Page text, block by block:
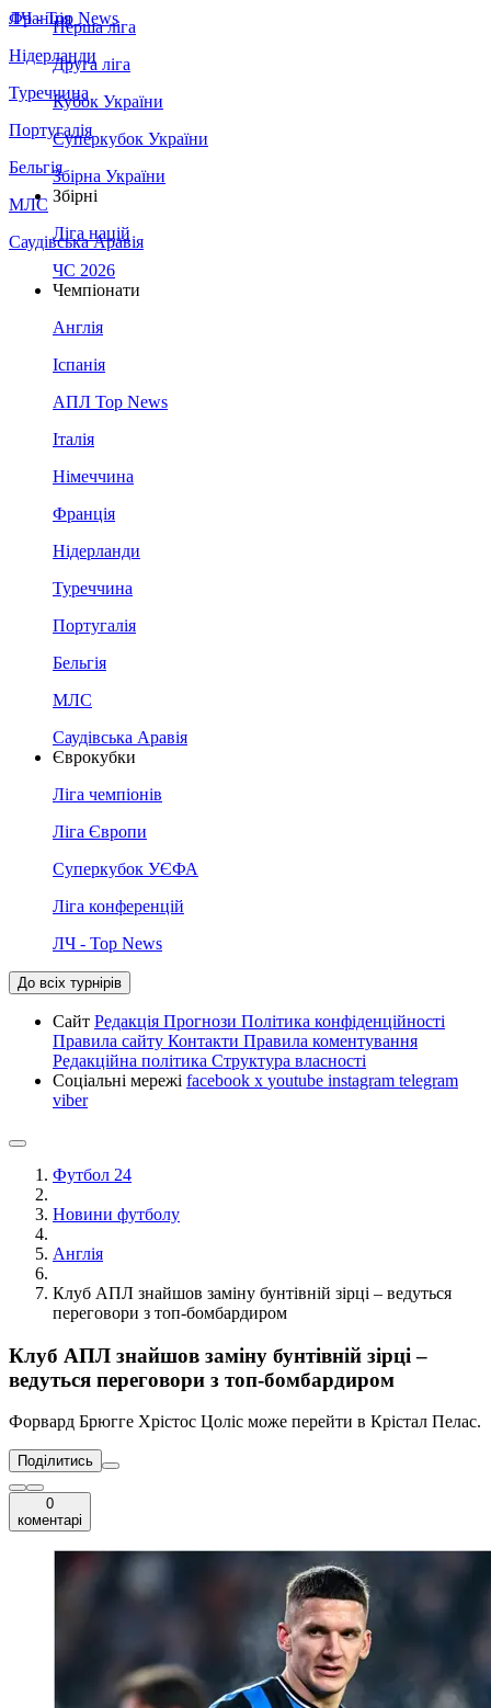
Франція
Нідерланди
Туреччина
Португалія
Бельгія
МЛС
Саудівська Аравія
ЛЧ - Top News
Перша ліга
Друга ліга
Кубок України
Суперкубок України
Збірна України
Збірні
Ліга націй
ЧС 2026
Чемпіонати
Англія
Іспанія
АПЛ Top News
Італія
Німеччина
Франція
Нідерланди
Туреччина
Португалія
Бельгія
МЛС
Саудівська Аравія
Єврокубки
Ліга чемпіонів
Ліга Європи
Суперкубок УЄФА
Ліга конференцій
ЛЧ - Top News
До всіх турнірів
Сайт Редакція Прогнози Політика конфіденційності
Правила сайту Контакти Правила коментування
Редакційна політика Структура власності
Соціальні мережі facebook x youtube instagram telegram
viber
Футбол 24
Новини футболу
Англія
Клуб АПЛ знайшов заміну бунтівній зірці – ведуться
переговори з топ-бомбардиром
Клуб АПЛ знайшов заміну бунтівній зірці –
ведуться переговори з топ-бомбардиром
Форвард Брюгге Хрістос Цоліс може перейти в Крістал Пелас.
Поділитись
0
коментарі